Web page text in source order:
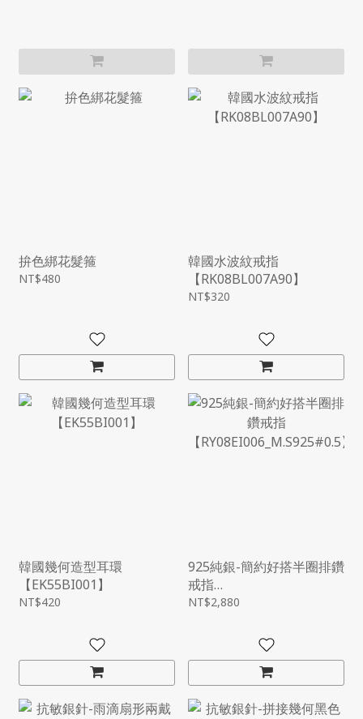
拚色綁花髮箍
NT$480
韓國水波紋戒指
【RK08BL007A90】
NT$320
韓國幾何造型耳環
【EK55BI001】
NT$420
925純銀-簡約好搭半圈排鑽
戒指
【RY08EI006_M.S925#0.5
NT$2,880